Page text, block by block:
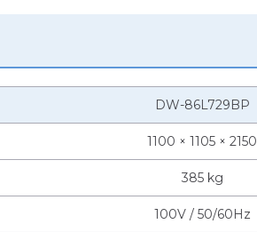
DW-86L729BP
1100 × 1105 × 2150
385 kg
100V / 50/60Hz